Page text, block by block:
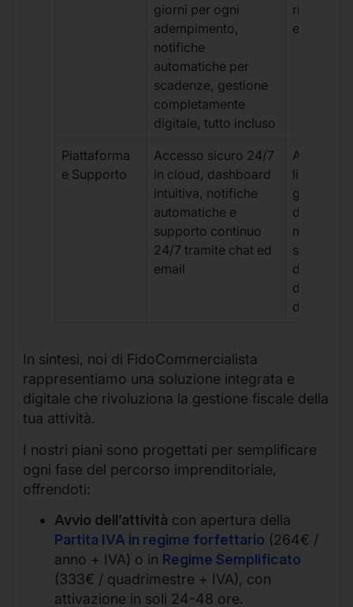
giorni per ogni
adempimento,
notifiche
automatiche per
scadenze, gestione
completamente
digitale, tutto incluso
rischio di
e
Piattaforma
e Supporto
Accesso sicuro 24/7
in cloud, dashboard
intuitiva, notifiche
automatiche e
supporto continuo
24/7 tramite chat ed
email
Accesso
limitato,
gestione
manuale,
supporto
durante
d’ufficio.
In sintesi, noi di FidoCommercialista
rappresentiamo una soluzione integrata e
digitale che rivoluziona la gestione fiscale della
tua attività.
I nostri piani sono progettati per semplificare
ogni fase del percorso imprenditoriale,
offrendoti:
Avvio dell’attività con apertura della
Partita IVA in regime forfettario (264€ /
anno + IVA) o in Regime Semplificato
(333€ / quadrimestre + IVA), con
attivazione in soli 24-48 ore.